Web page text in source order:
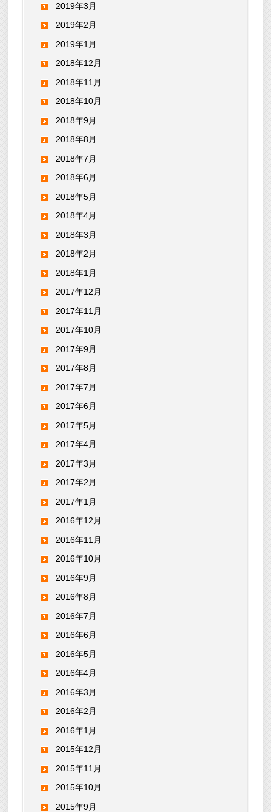
2019年3月
2019年2月
2019年1月
2018年12月
2018年11月
2018年10月
2018年9月
2018年8月
2018年7月
2018年6月
2018年5月
2018年4月
2018年3月
2018年2月
2018年1月
2017年12月
2017年11月
2017年10月
2017年9月
2017年8月
2017年7月
2017年6月
2017年5月
2017年4月
2017年3月
2017年2月
2017年1月
2016年12月
2016年11月
2016年10月
2016年9月
2016年8月
2016年7月
2016年6月
2016年5月
2016年4月
2016年3月
2016年2月
2016年1月
2015年12月
2015年11月
2015年10月
2015年9月